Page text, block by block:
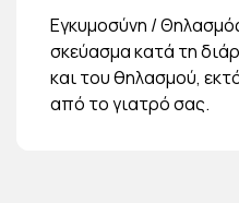
Εγκυμοσύνη /
σκεύασμα κατά τη
και του θηλασμού,
από το γιατρό σας.